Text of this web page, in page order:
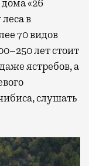
«26
в
70 видов
лет стоит
ястребов, а
слушать